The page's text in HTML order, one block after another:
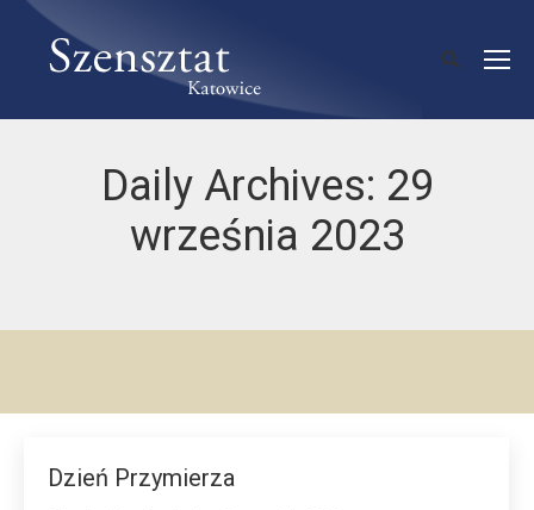
Daily Archives: 29
września 2023
Dzień Przymierza